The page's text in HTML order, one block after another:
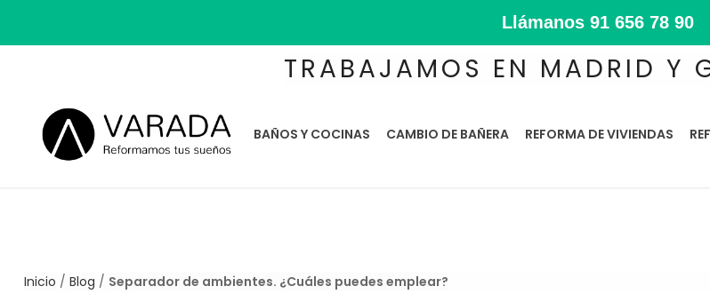
Llámanos 91 656 78 90
TRABAJAMOS EN MADRID Y
BAÑOS Y COCINAS CAMBIO DE BAÑERA REFORMA DE VIVIENDAS
Inicio / Blog / Separador de ambientes. ¿Cuáles puedes emplear?